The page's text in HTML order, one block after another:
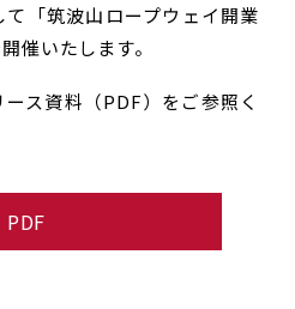
「筑波山ロープウェイ開業
催いたします。
ス資料（PDF）をご参照く
PDF